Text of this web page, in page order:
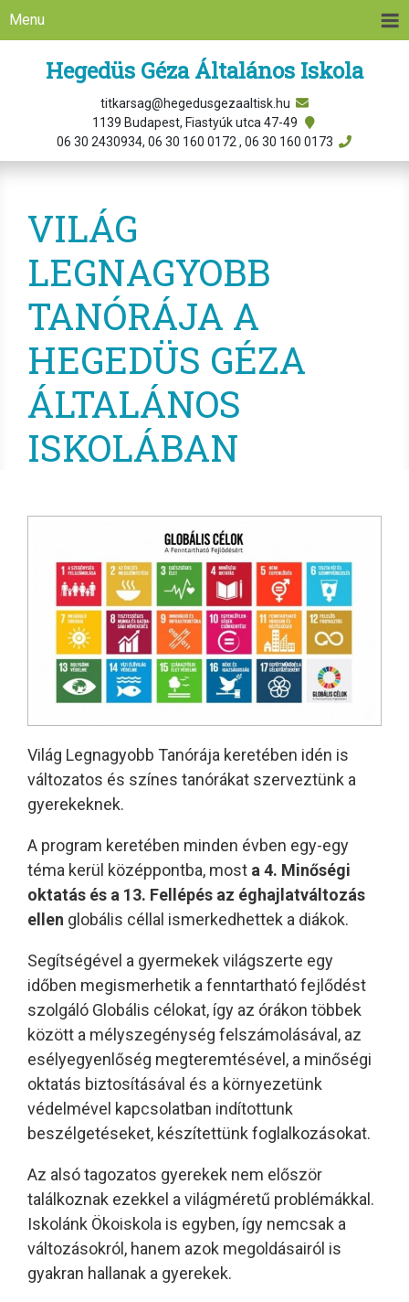
Menu
Hegedüs Géza Általános Iskola
titkarsag@hegedusgezaaltisk.hu
1139 Budapest, Fiastyúk utca 47-49
06 30 2430934, 06 30 160 0172 , 06 30 160 0173
VILÁG
LEGNAGYOBB
TANÓRÁJA A
HEGEDÜS GÉZA
ÁLTALÁNOS
ISKOLÁBAN
Világ Legnagyobb Tanórája keretében idén is
változatos és színes tanórákat szerveztünk a
gyerekeknek.
A program keretében minden évben egy-egy
téma kerül középpontba, most a 4. Minőségi
oktatás és a 13. Fellépés az éghajlatváltozás
ellen globális céllal ismerkedhettek a diákok.
Segítségével a gyermekek világszerte egy
időben megismerhetik a fenntartható fejlődést
szolgáló Globális célokat, így az órákon többek
között a mélyszegénység felszámolásával, az
esélyegyenlőség megteremtésével, a minőségi
oktatás biztosításával és a környezetünk
védelmével kapcsolatban indítottunk
beszélgetéseket, készítettünk foglalkozásokat.
Az alsó tagozatos gyerekek nem először
találkoznak ezekkel a világméretű problémákkal.
Iskolánk Ökoiskola is egyben, így nemcsak a
változásokról, hanem azok megoldásairól is
gyakran hallanak a gyerekek.